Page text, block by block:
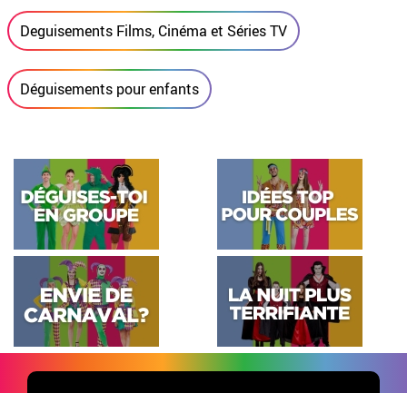
Deguisements Films, Cinéma et Séries TV
Déguisements pour enfants